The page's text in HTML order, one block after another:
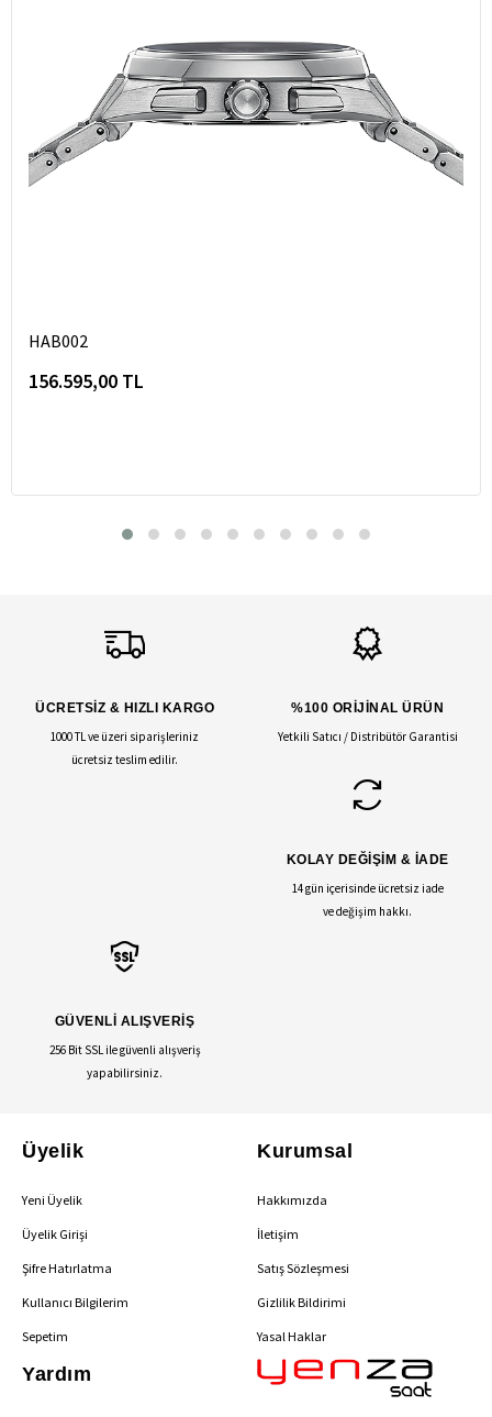
HAB002
156.595,00 TL
ÜCRETSİZ & HIZLI KARGO
1000 TL ve üzeri siparişleriniz
ücretsiz teslim edilir.
%100 ORİJİNAL ÜRÜN
Yetkili Satıcı / Distribütör Garantisi
KOLAY DEĞİŞİM & İADE
14 gün içerisinde ücretsiz iade
ve değişim hakkı.
GÜVENLİ ALIŞVERİŞ
256 Bit SSL ile güvenli alışveriş
yapabilirsiniz.
Üyelik
Yeni Üyelik
Üyelik Girişi
Şifre Hatırlatma
Kullanıcı Bilgilerim
Sepetim
Kurumsal
Hakkımızda
İletişim
Satış Sözleşmesi
Gizlilik Bildirimi
Yasal Haklar
Yardım